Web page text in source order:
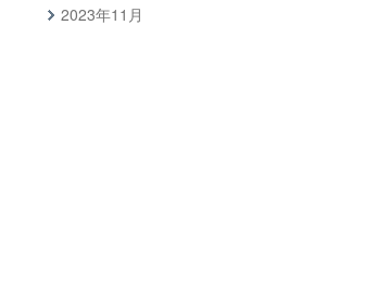
2023年11月